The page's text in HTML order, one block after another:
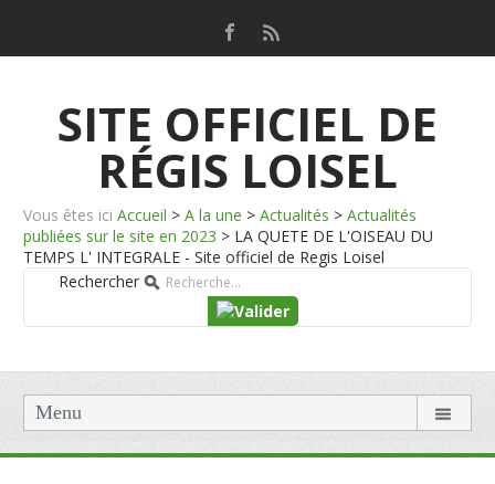
SITE OFFICIEL DE
RÉGIS LOISEL
Vous êtes ici Accueil > A la une > Actualités > Actualités
publiées sur le site en 2023 > LA QUETE DE L'OISEAU DU
TEMPS L' INTEGRALE - Site officiel de Regis Loisel
Rechercher
Menu